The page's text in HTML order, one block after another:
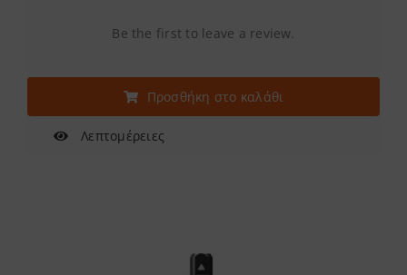
Be the first to leave a review.
Προσθήκη στο καλάθι
Λεπτομέρειες